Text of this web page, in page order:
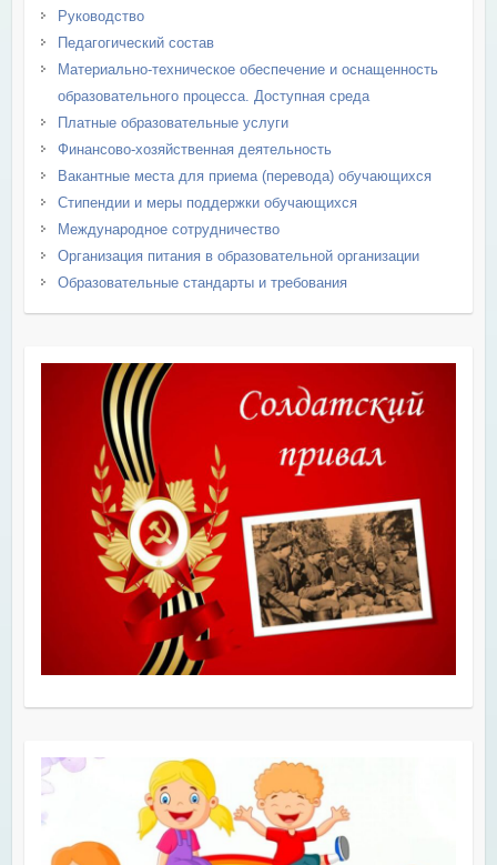
Руководство
Педагогический состав
Материально-техническое обеспечение и оснащенность
образовательного процесса. Доступная среда
Платные образовательные услуги
Финансово-хозяйственная деятельность
Вакантные места для приема (перевода) обучающихся
Стипендии и меры поддержки обучающихся
Международное сотрудничество
Организация питания в образовательной организации
Образовательные стандарты и требования